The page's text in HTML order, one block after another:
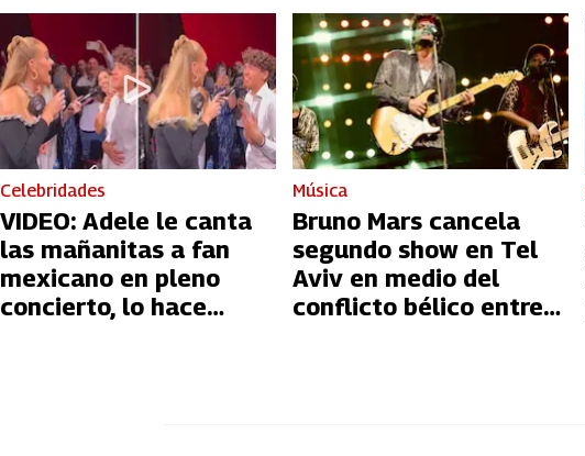
Celebridades
VIDEO: Adele le canta
las mañanitas a fan
mexicano en pleno
concierto, lo hace
Música
Bruno Mars cancela
segundo show en Tel
Aviv en medio del
conflicto bélico entre